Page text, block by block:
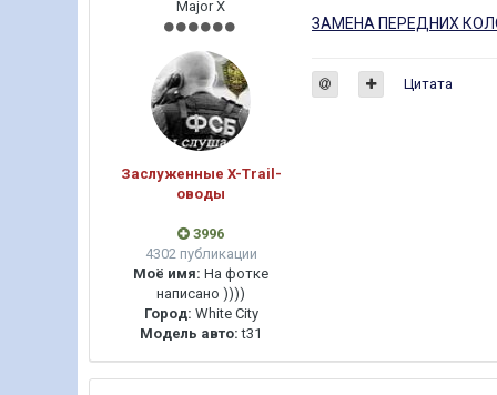
Major X
Заслуженные X-Trail-
оводы
3996
4302 публикации
Моё имя: На фотке
написано ))))
Город: White City
Модель авто: t31
ЗАМЕНА ПЕРЕДНИХ
Цитата